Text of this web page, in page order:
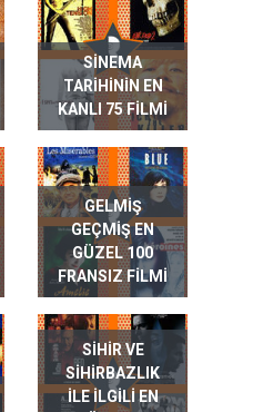
SINEMA
TARIHININ EN
KANLI 75 FILMI
GELMIŞ
GEÇMIŞ EN
GÜZEL 100
FRANSIZ FILMI
SIHIR VE
SIHIRBAZLIK
ILE ILGILI EN